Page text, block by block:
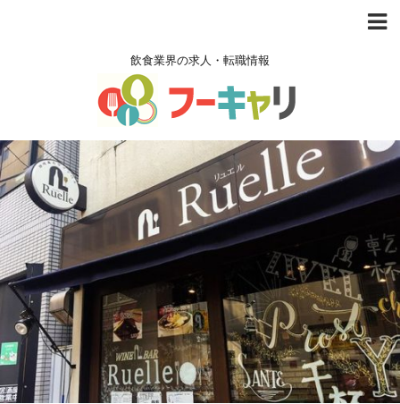
飲食業界の求人・転職情報